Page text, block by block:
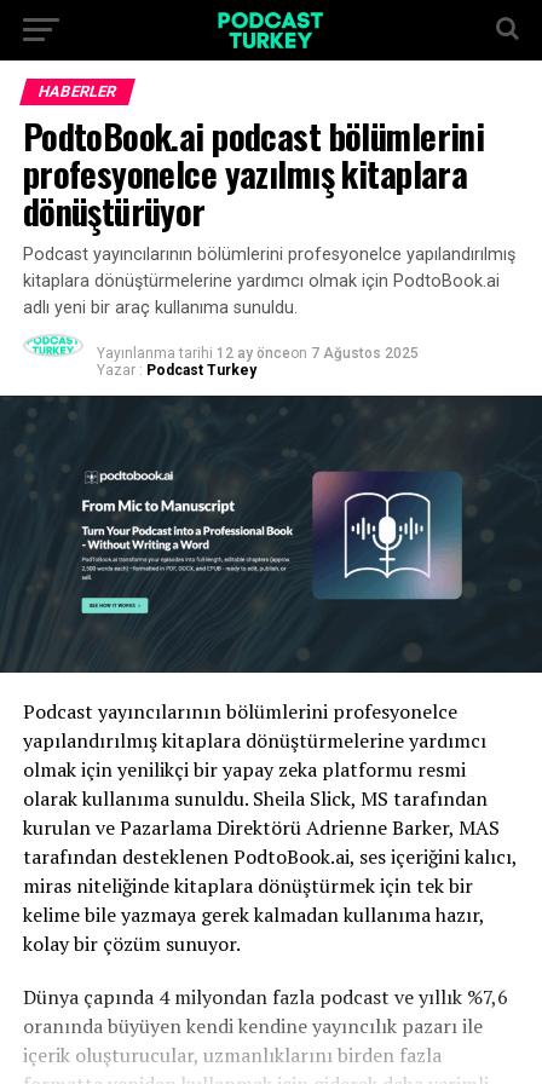
HABERLER
PodtoBook.ai podcast bölümlerini
profesyonelce yazılmış kitaplara
dönüştürüyor
Podcast yayıncılarının bölümlerini profesyonelce yapılandırılmış
kitaplara dönüştürmelerine yardımcı olmak için PodtoBook.ai
adlı yeni bir araç kullanıma sunuldu.
Yayınlanma tarihi 12 ay önceon 7 Ağustos 2025
Yazar : Podcast Turkey
Podcast yayıncılarının bölümlerini profesyonelce
yapılandırılmış kitaplara dönüştürmelerine yardımcı
olmak için yenilikçi bir yapay zeka platformu resmi
olarak kullanıma sunuldu. Sheila Slick, MS tarafından
kurulan ve Pazarlama Direktörü Adrienne Barker, MAS
tarafından desteklenen PodtoBook.ai, ses içeriğini kalıcı,
miras niteliğinde kitaplara dönüştürmek için tek bir
kelime bile yazmaya gerek kalmadan kullanıma hazır,
kolay bir çözüm sunuyor.
Dünya çapında 4 milyondan fazla podcast ve yıllık %7,6
oranında büyüyen kendi kendine yayıncılık pazarı ile
içerik oluşturucular, uzmanlıklarını birden fazla